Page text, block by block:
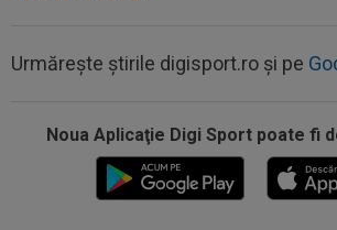
Urmărește știrile digisport.ro și pe
Noua Aplicaţie Digi Sport poate fi